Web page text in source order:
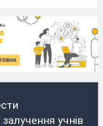
учнів